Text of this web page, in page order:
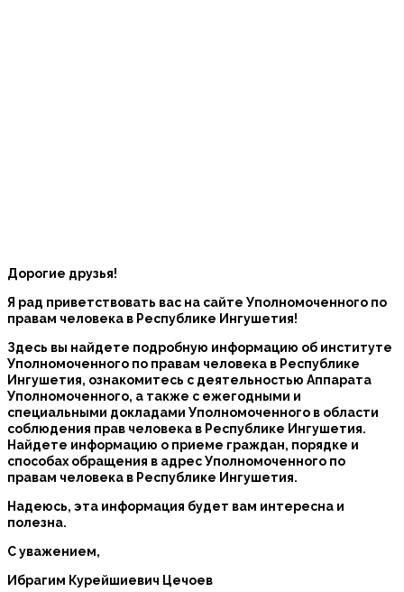
Дорогие друзья!
Я рад приветствовать вас на сайте Уполномоченного по
правам человека в Республике Ингушетия!
Здесь вы найдете подробную информацию об институте
Уполномоченного по правам человека в Республике
Ингушетия, ознакомитесь с деятельностью Аппарата
Уполномоченного, а также с ежегодными и
специальными докладами Уполномоченного в области
соблюдения прав человека в Республике Ингушетия.
Найдете информацию о приеме граждан, порядке и
способах обращения в адрес Уполномоченного по
правам человека в Республике Ингушетия.
Надеюсь, эта информация будет вам интересна и
полезна.
С уважением,
Ибрагим Курейшиевич Цечоев